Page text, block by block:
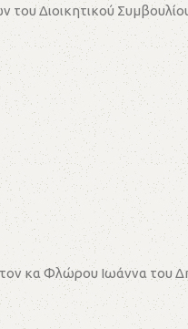
του Διοικητικού
τον κα Φλώρου Ιωάννα του